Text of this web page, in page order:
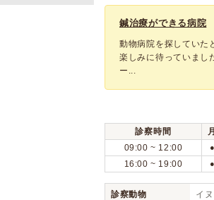
鍼治療ができる病院
動物病院を探していた
楽しみに待っていまし
ー...
診察時間 月
09:00 ~ 12:00
●
16:00 ~ 19:00 ●
診察動物 イ
眼科系疾患 (2)
脳・神経系疾患 (2)
(2)
肝・胆・すい臓系疾患
(2)